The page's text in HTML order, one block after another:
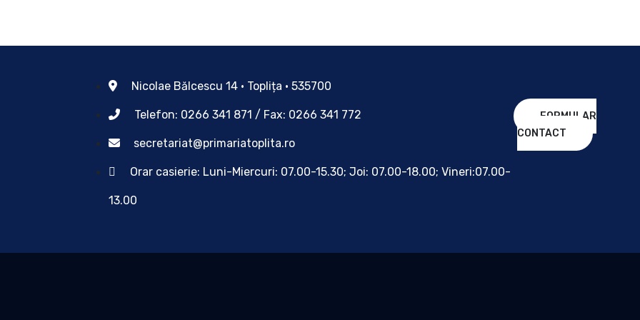
Nicolae Bălcescu 14 • Toplița • 535700
Telefon: 0266 341 871 / Fax: 0266 341 772
secretariat@primariatoplita.ro
Orar casierie: Luni-Miercuri: 07.00-15.30; Joi: 07.00-18.00; Vineri:07.00-
13.00
FORMULAR
CONTACT